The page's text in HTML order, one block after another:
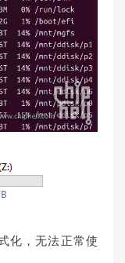
化，无法正常使